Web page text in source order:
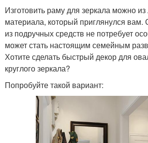
Изготовить раму для зеркала можно
материала, который приглянулся вам.
из подручных средств не потребует
может стать настоящим семейным
Хотите сделать быстрый декор для
круглого зеркала?
Попробуйте такой вариант: